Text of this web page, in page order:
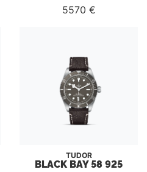
5570 €
TUDOR
BLACK BAY 58 925